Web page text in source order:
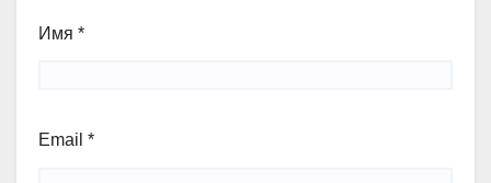
Имя *
Email *